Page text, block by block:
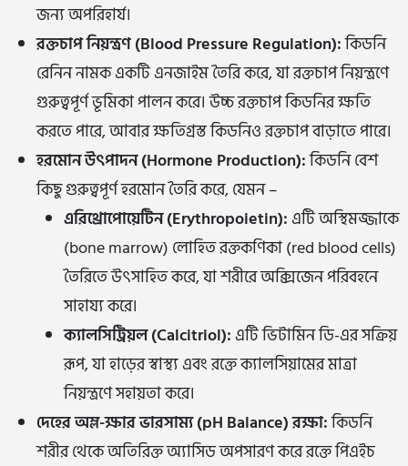
জন্য অপরিহার্য।
রক্তচাপ নিয়ন্ত্রণ (Blood Pressure Regulation):কিডনি
রেনিন নামক একটি এনজাইম তৈরি করে, যা রক্তচাপ নিয়ন্ত্রণে
গুরুত্বপূর্ণ ভূমিকা পালন করে। উচ্চ রক্তচাপ কিডনির ক্ষতি
করতে পারে, আবার ক্ষতিগ্রস্ত কিডনিও রক্তচাপ বাড়াতে পারে।
হরমোন উৎপাদন (Hormone Production):কিডনি বেশ
কিছু গুরুত্বপূর্ণ হরমোন তৈরি করে, যেমন –
এরিথ্রোপোয়েটিন (Erythropoietin):এটি অস্থিমজ্জাকে
(bone marrow) লোহিত রক্তকণিকা (red blood cells)
তৈরিতে উৎসাহিত করে, যা শরীরে অক্সিজেন পরিবহনে
সাহায্য করে।
ক্যালসিট্রিয়ল (Calcitriol):এটি ভিটামিন ডি-এর সক্রিয়
রূপ, যা হাড়ের স্বাস্থ্য এবং রক্তে ক্যালসিয়ামের মাত্রা
নিয়ন্ত্রণে সহায়তা করে।
দেহের অম্ল-ক্ষার ভারসাম্য (pH Balance) রক্ষা:কিডনি
শরীর থেকে অতিরিক্ত অ্যাসিড অপসারণ করে রক্তে পিএইচ